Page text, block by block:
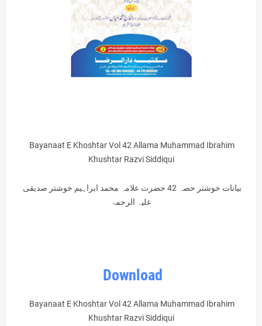
Bayanaat E Khoshtar Vol 42 Allama Muhammad Ibrahim
Khushtar Razvi Siddiqui
علیہ الرحمۃ
Download
Bayanaat E Khoshtar Vol 42 Allama Muhammad Ibrahim
Khushtar Razvi Siddiqui